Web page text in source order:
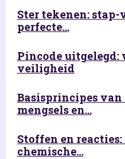
Ster tekenen:
perfecte...
Pincode
veiligheid
Basisprincipes van
mengsels en...
Stoffen en
chemische...